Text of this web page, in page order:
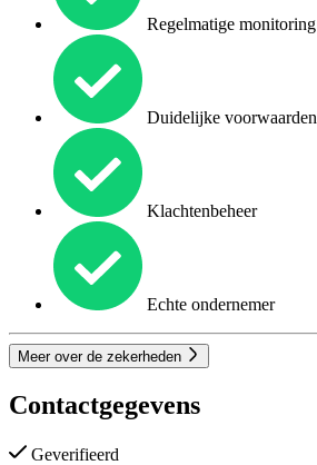
Regelmatige monitoring
Duidelijke voorwaarden
Klachtenbeheer
Echte ondernemer
Meer over de zekerheden
Contactgegevens
Geverifieerd